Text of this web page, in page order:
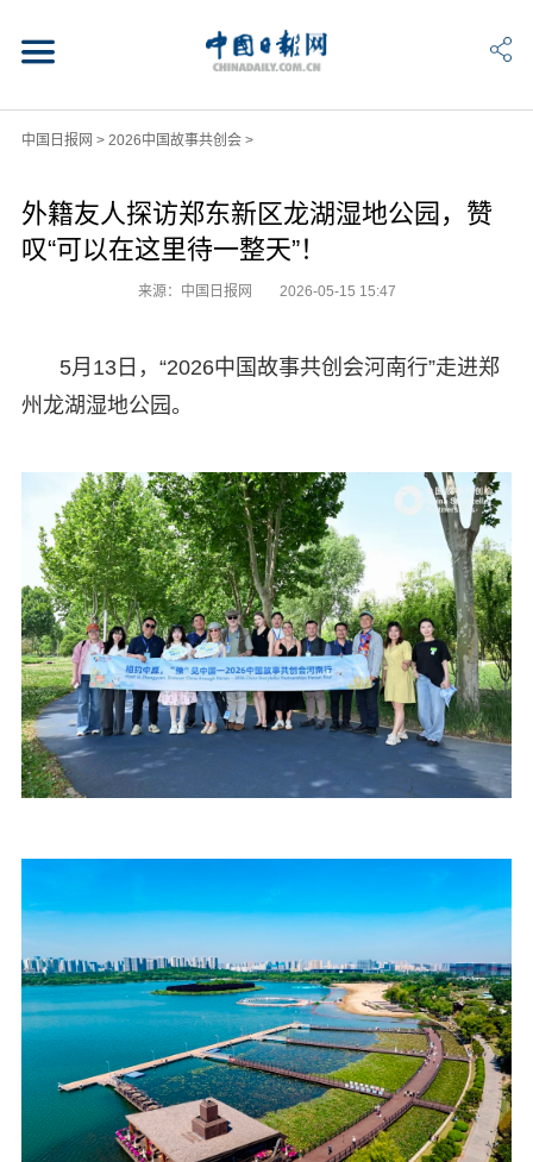
中国日报网 > 2026中国故事共创会>
外籍友人探访郑东新区龙湖湿地公园，赞
叹“可以在这里待一整天”！
来源：中国日报网 2026-05-15 15:47
5月13日，“2026中国故事共创会河南行”走进郑
州龙湖湿地公园。